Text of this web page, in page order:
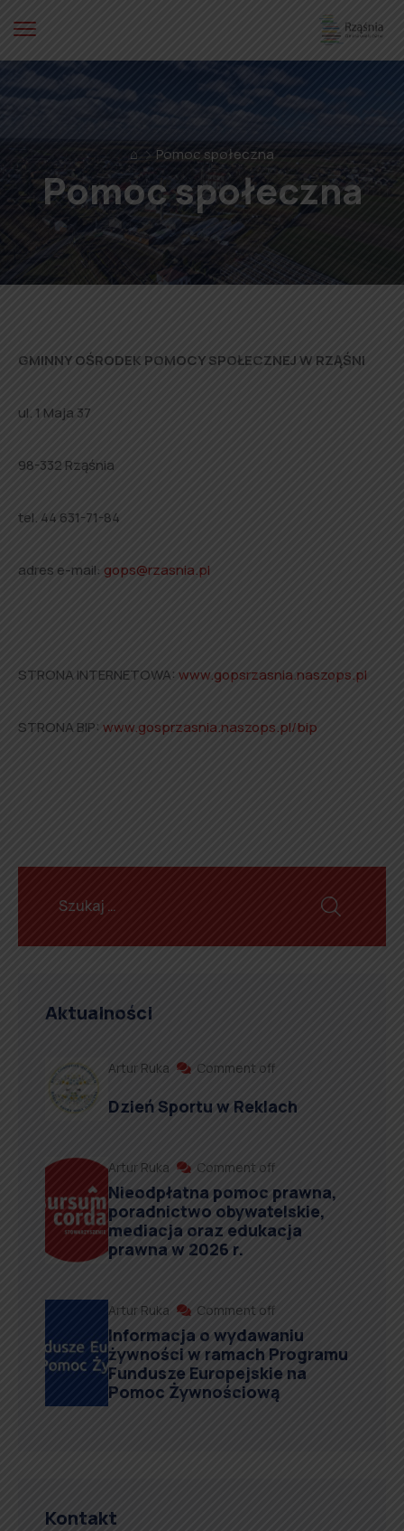
⌂ Pomoc społeczna
Pomoc społeczna
GMINNY OŚRODEK POMOCY SPOŁECZNEJ W RZĄŚNI
ul. 1 Maja 37
98-332 Rząśnia
tel. 44 631-71-84
adres e-mail: gops@rzasnia.pl
STRONA INTERNETOWA: www.gopsrzasnia.naszops.pl
STRONA BIP: www.gosprzasnia.naszops.pl/bip
Aktualności
Artur Ruka Comment off
Dzień Sportu w Reklach
Artur Ruka Comment off
Nieodpłatna pomoc prawna,
poradnictwo obywatelskie,
mediacja oraz edukacja
prawna w 2026 r.
Artur Ruka Comment off
Informacja o wydawaniu
żywności w ramach Programu
Fundusze Europejskie na
Pomoc Żywnościową
Kontakt